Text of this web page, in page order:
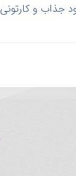
جذاب و کارتونی